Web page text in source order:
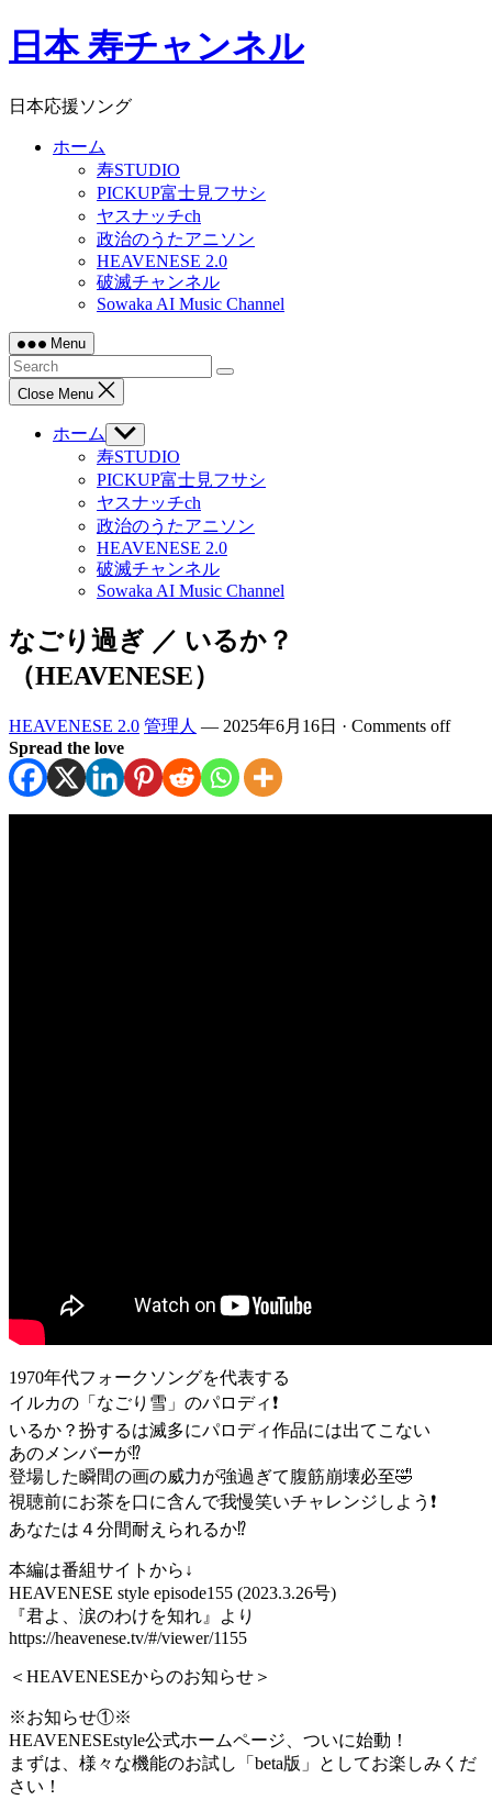
Skip
to日本 寿チャンネル
日本応援ソング
ホーム
寿STUDIO
PICKUP富士見フサシ
ヤスナッチch
政治のうたアニソン
HEAVENESE 2.0
破滅チャンネル
Sowaka AI Music Channel
Menu
Close Menu
ホーム
Show
sub
menu
寿STUDIO
PICKUP富士見フサシ
ヤスナッチch
政治のうたアニソン
HEAVENESE 2.0
破滅チャンネル
Sowaka AI Music Channel
なごり過ぎ ／ いるか？
（HEAVENESE）
HEAVENESE 2.0 管理人 — 2025年6月16日 · Comments off
Spread the love
1970年代フォークソングを代表する
イルカの「なごり雪」のパロディ❗️
いるか？扮するは滅多にパロディ作品には出てこない
あのメンバーが⁉️
登場した瞬間の画の威力が強過ぎて腹筋崩壊必至🤣
視聴前にお茶を口に含んで我慢笑いチャレンジしよう❗️
あなたは４分間耐えられるか⁉️
本編は番組サイトから↓
HEAVENESE style episode155 (2023.3.26号)
『君よ、涙のわけを知れ』より
https://heavenese.tv/#/viewer/1155
＜HEAVENESEからのお知らせ＞
※お知らせ①※
HEAVENESEstyle公式ホームページ、ついに始動！
まずは、様々な機能のお試し「beta版」としてお楽しみくだ
さい！